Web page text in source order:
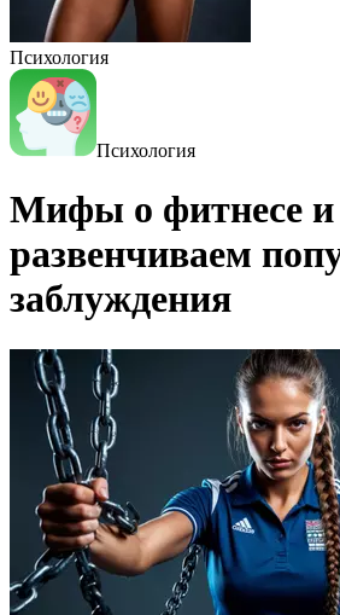
Психология
Психология
Мифы о фитнесе и
развенчиваем
заблуждения